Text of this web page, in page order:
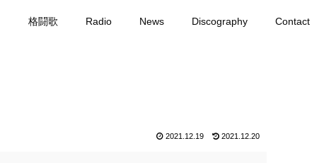
格闘歌 Radio News Discography Contact
2021.12.19 2021.12.20